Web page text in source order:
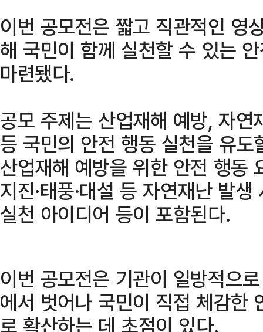
이번 공모전은 짧고 직관적인 영
해 국민이 함께 실천할 수 있는
마련됐다.
공모 주제는 산업재해 예방, 자
등 국민의 안전 행동 실천을 유
산업재해 예방을 위한 안전 행동
지진·태풍·대설 등 자연재난 발
실천 아이디어 등이 포함된다.
이번 공모전은 기관이 일방적으
에서 벗어나 국민이 직접 체감한
로 확산하는 데 초점이 있다.